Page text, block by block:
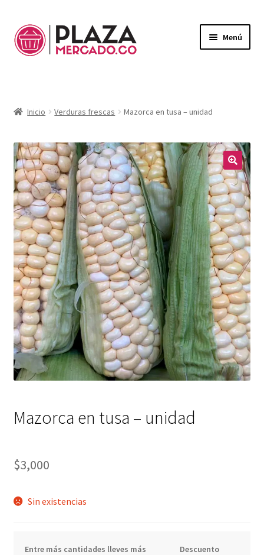
Menú
Mi Cuenta
el
menú
hijo
Mi Carrito
Inicio Verduras frescas Mazorca en tusa – unidad
🔍
Mazorca en tusa – unidad
$3,000
Sin existencias
Entre más cantidades lleves más
Descuento